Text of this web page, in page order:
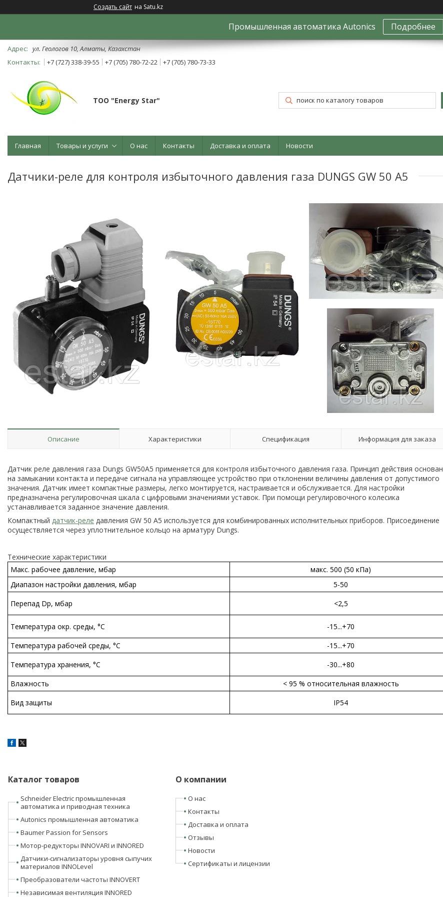
Создать сайт на Satu.kz
Промышленная автоматика Autonics Подробнее
ул. Геологов 10, Алматы, Казахстан
+7 (727) 338-39-55
+7 (705) 780-72-22 +7 (705) 780-73-33
ТОО "Energy Star"
Главная Товары и услуги О нас Контакты Доставка и оплата Новости
Датчики-реле для контроля избыточного давления газа DUNGS GW 50 A5
Описание Характеристики Спецификация Информация для заказа
Датчик реле давления газа Dungs GW50A5 применяется для контроля избыточного давления газа. Принцип действия основан
на замыкании контакта и передаче сигнала на управляющее устройство при отклонении величины давления от допустимого
значения. Датчик имеет компактные размеры, легко монтируется, настраивается и обслуживается. Для настройки
предназначена регулировочная шкала с цифровыми значениями уставок. При помощи регулировочного колесика
устанавливается заданное значение давления.
Компактный датчик-реле давления GW 50 A5 используется для комбинированных исполнительных приборов. Присоединение
осуществляется через уплотнительное кольцо на арматуру Dungs.
Технические характеристики
Макс. рабочее давление, мбар
макс. 500 (50 кПа)
Диапазон настройки давления, мбар
5-50
Перепад Dp, мбар
<2,5
Температура окр. среды, °С
-15...+70
Температура рабочей среды, °С
-15...+70
Температура хранения, °С
-30...+80
Влажность
< 95 % относительная влажность
Вид защиты
IP54
Каталог товаров
Schneider Electric промышленная
автоматика и приводная техника
Autonics промышленная автоматика
Baumer Passion for Sensors
Мотор-редукторы INNOVARI и INNORED
Датчики-сигнализаторы уровня сыпучих
материалов INNOLevel
Преобразователи частоты INNOVERT
Независимая вентиляция INNORED
О компании
О нас
Контакты
Доставка и оплата
Отзывы
Новости
Сертификаты и лицензии